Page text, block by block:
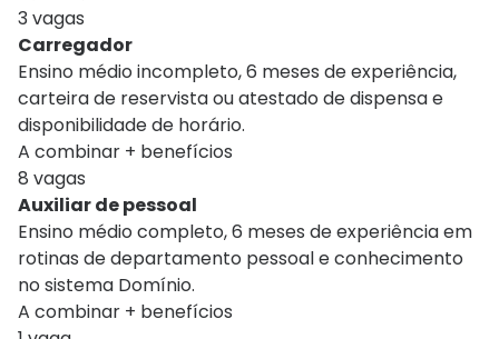
3 vagas
Carregador
Ensino médio incompleto, 6 meses de experiência,
carteira de reservista ou atestado de dispensa e
disponibilidade de horário.
A combinar + benefícios
8 vagas
Auxiliar de pessoal
Ensino médio completo, 6 meses de experiência em
rotinas de departamento pessoal e conhecimento
no sistema Domínio.
A combinar + benefícios